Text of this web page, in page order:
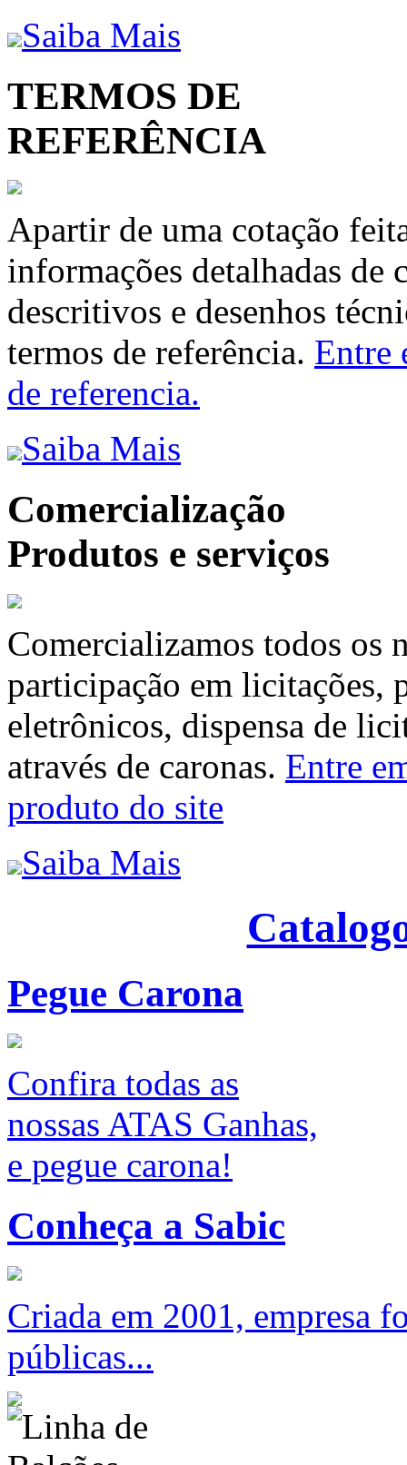
Saiba Mais
TERMOS DE
REFERÊNCIA
Apartir de uma cotação
informações detalhadas de
descritivos e desenhos
termos de referência. Entre
de referencia.
Saiba Mais
Comercialização
Produtos e serviços
Comercializamos todos os
participação em licitações,
eletrônicos, dispensa de
através de caronas. Entre
produto do site
Saiba Mais
Pegue Carona
Confira todas as
nossas ATAS Ganhas,
e pegue carona!
Conheça a Sabic
Criada em 2001, empresa
públicas...